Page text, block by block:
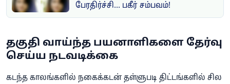
பேரதிர்ச்சி... பகீர் சம்பவம்!
தகுதி வாய்ந்த பயனாளிகளை தேர்வு
செய்ய நடவடிக்கை
கடந்த காலங்களில் நகைக்கடன் தள்ளுபடி திட்டங்களில் சில